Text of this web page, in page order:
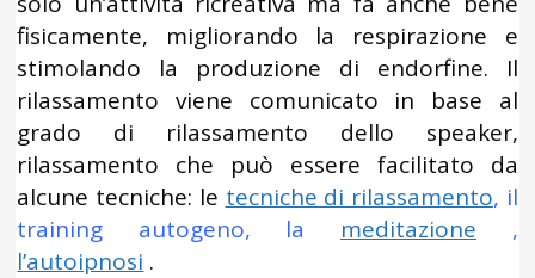
fisicamente, migliorando la respirazione e
stimolando la produzione di endorfine. Il
rilassamento viene comunicato in base al
grado di rilassamento dello speaker,
rilassamento che può essere facilitato da
alcune tecniche: le tecniche di rilassamento, il
training autogeno, la meditazione ,
l’autoipnosi .